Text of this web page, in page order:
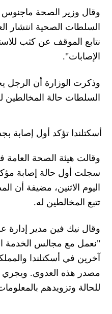
وقال وزير الصحة ماجنوس
السلطات الصحية انتشار
نتابع الموقف عن كثب
الإصابات".
وذكرت الوزارة أن الرجل
السلطات حالة المخالطين
أسكتلندا تؤكد أول إصابة
وقالت هيئة الصحة العامة
سجلت أول حالة إصابة
اليوم الاثنين، مضيفة أن
تتبع المخالطين له.
وقال نيك فين مدير إدارة
"نعمل مع مجالس الخدمة
آخرين في أسكتلندا
مصدر هذه العدوى.
للحالة وتزويدهم